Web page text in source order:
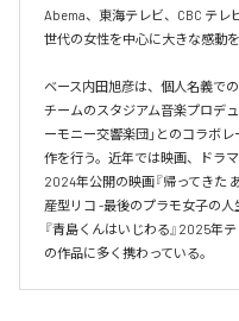
Abema、東海テレビ、CBC テレ
世代の女性を中心に大きな感動を
ベース内田旭彦は、個人名義で
チームのスタジアム音楽プロデ
ーモニー交響楽団」とのコラボ
作を行う。近年では映画、ドラ
2024年公開の映画『帰ってきた
産型リコ -最後のプラモ女子の
『青島くんはいじわる』2025年
の作品に多く携わっている。